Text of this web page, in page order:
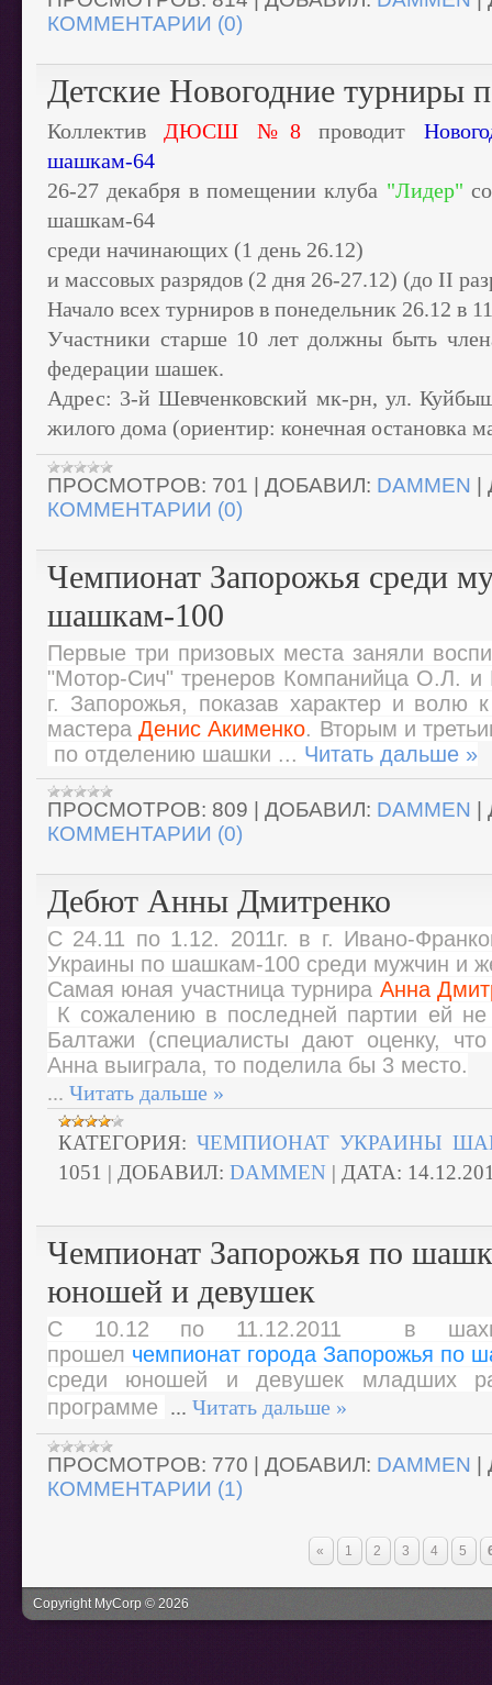
КОММЕНТАРИИ (0)
Детские Новогодние турниры
Коллектив ДЮСШ №8 проводит
шашкам-64
26-27 декабря в помещении клуба "Лидер"
шашкам-64
среди начинающих (1 день 26.12)
и массовых разрядов (2 дня 26-27.12) (до II
Начало всех турниров в понедельник 26.12 в
Участники старше 10 лет должны быть
федерации шашек.
Адрес: 3-й Шевченковский мк-рн, ул.
жилого дома (ориентир: конечная остановка
ПРОСМОТРОВ: 701 ДОБАВИЛ: DAMMEN
КОММЕНТАРИИ (0)
Чемпионат Запорожья среди
шашкам-100
Первые три призовых места заняли
"Мотор-Сич" тренеров Компанийца О.Л.
г. Запорожья, показав характер и волю
мастераДенис Акименко. Вторым и
по отделению шашки ... Читать дальше »
ПРОСМОТРОВ: 809 ДОБАВИЛ: DAMMEN
КОММЕНТАРИИ (0)
Дебют Анны Дмитренко
С 24.11 по 1.12. 2011г. в г. Ивано-
Украины по шашкам-100 среди мужчин и
Самая юная участница турнира Анна
К сожалению в последней партии ей
Балтажи (специалисты дают оценку,
Анна выиграла, то поделила бы 3 место.
... Читать дальше »
КАТЕГОРИЯ: ЧЕМПИОНАТ УКРАИНЫ
1051 | ДОБАВИЛ: DAMMEN | ДАТА:
Чемпионат Запорожья по
юношей и девушек
С 10.12 по 11.12.2011 в
прошел чемпионат города Запорожья по
среди юношей и девушек младших
программе ... Читать дальше »
ПРОСМОТРОВ: 770 ДОБАВИЛ: DAMMEN
КОММЕНТАРИИ (1)
« 1 2 3 4 5
Copyright MyCorp © 2026